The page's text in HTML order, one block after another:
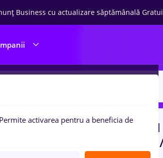
Business cu actualizare săptămânală
de muncamarquardt,
/ Distributie, Medicina
Permite activarea pentru a beneficia de